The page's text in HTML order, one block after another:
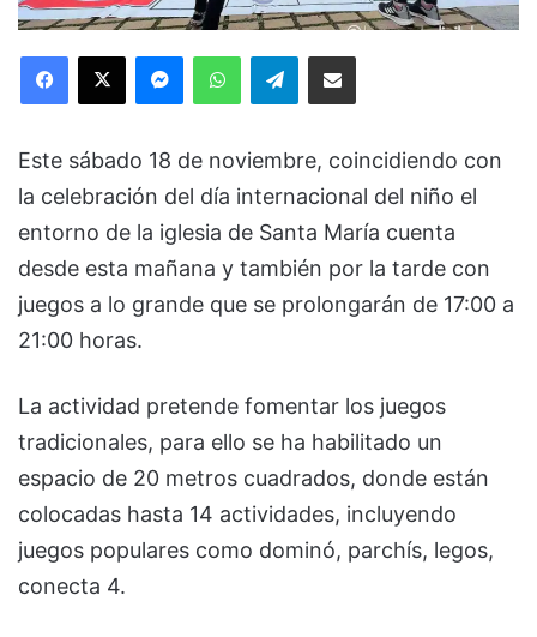
Facebook
X MessengerWhatsAppTelegramCompartir via Email
Este sábado 18 de noviembre, coincidiendo con
la celebración del día internacional del niño el
entorno de la iglesia de Santa María cuenta
desde esta mañana y también por la tarde con
juegos a lo grande que se prolongarán de 17:00 a
21:00 horas.
La actividad pretende fomentar los juegos
tradicionales, para ello se ha habilitado un
espacio de 20 metros cuadrados, donde están
colocadas hasta 14 actividades, incluyendo
juegos populares como dominó, parchís, legos,
conecta 4.